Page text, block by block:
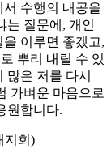
수행의 내공을
는 질문에, 개인
이루면 좋겠고,
뿌리 내릴 수 있
은 저를 다시
가벼운 마음으로
원합니다.
지회)